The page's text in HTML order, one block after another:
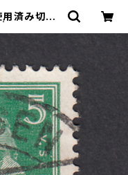
済み切手